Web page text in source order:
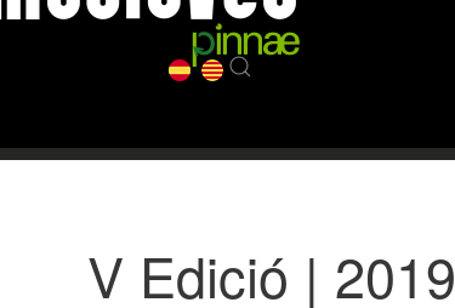
V Edició | 2019